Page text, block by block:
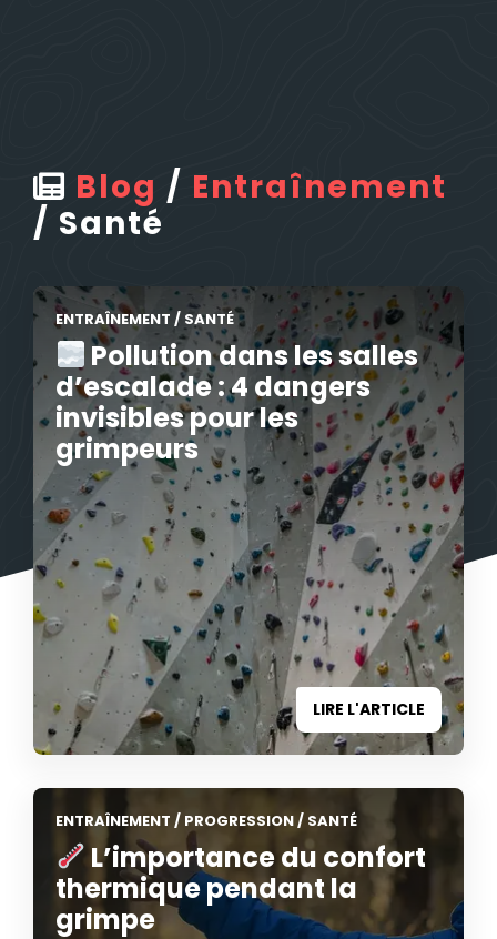
Blog / Entraînement
/ Santé
ENTRAÎNEMENT / SANTÉ
Pollution dans les salles
d’escalade : 4 dangers
invisibles pour les
grimpeurs
LIRE L'ARTICLE
ENTRAÎNEMENT / PROGRESSION/ SANTÉ
L’importance du confort
thermique pendant la
grimpe